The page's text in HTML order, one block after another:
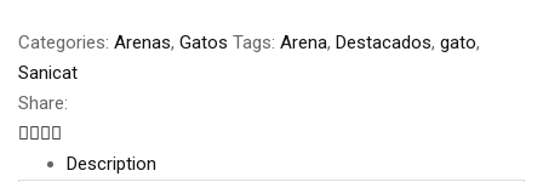
Categories: Arenas, Gatos Tags: Arena, Destacados, gato,
Sanicat
Share:
Description